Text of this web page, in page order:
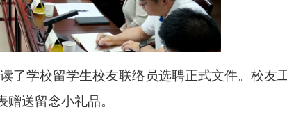
了学校留学生校友联络员选聘正式文件。校友
送留念小礼品。